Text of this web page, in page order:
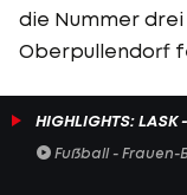
die Nummer drei
Oberpullendorf
HIGHLIGHTS:
Fußball - Frauen-